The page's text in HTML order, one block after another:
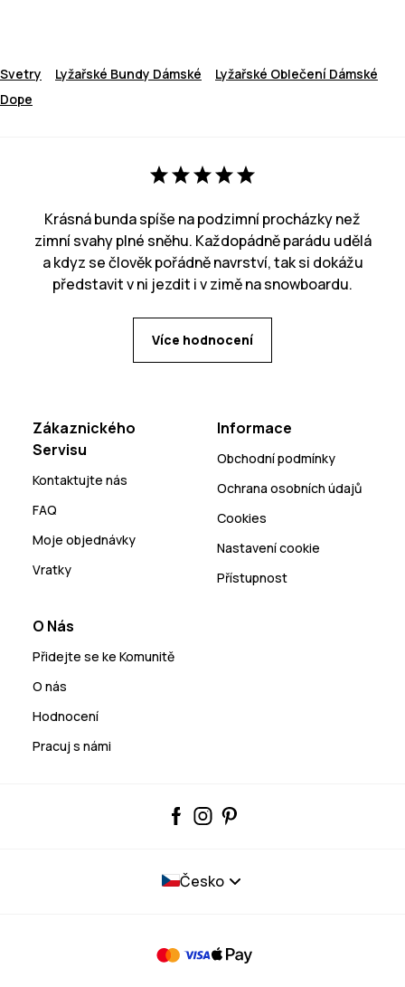
Svetry Lyžařské Bundy Dámské
Lyžařské Oblečení Dámské
Dope
Krásná bunda spíše na podzimní procházky než
zimní svahy plné sněhu. Každopádně parádu udělá
a kdyz se člověk pořádně navrství, tak si dokážu
představit v ni jezdit i v zimě na snowboardu.
Více hodnocení
Zákaznického
Servisu
Kontaktujte nás
FAQ
Moje objednávky
Vratky
Informace
Obchodní podmínky
Ochrana osobních údajů
Cookies
Nastavení cookie
Přístupnost
O Nás
Přidejte se ke Komunitě
O nás
Hodnocení
Pracuj s námi
Česko